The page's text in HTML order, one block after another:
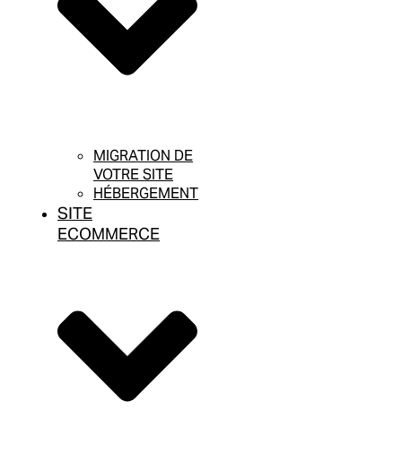
MIGRATION DE
VOTRE SITE
HÉBERGEMENT
SITE
ECOMMERCE